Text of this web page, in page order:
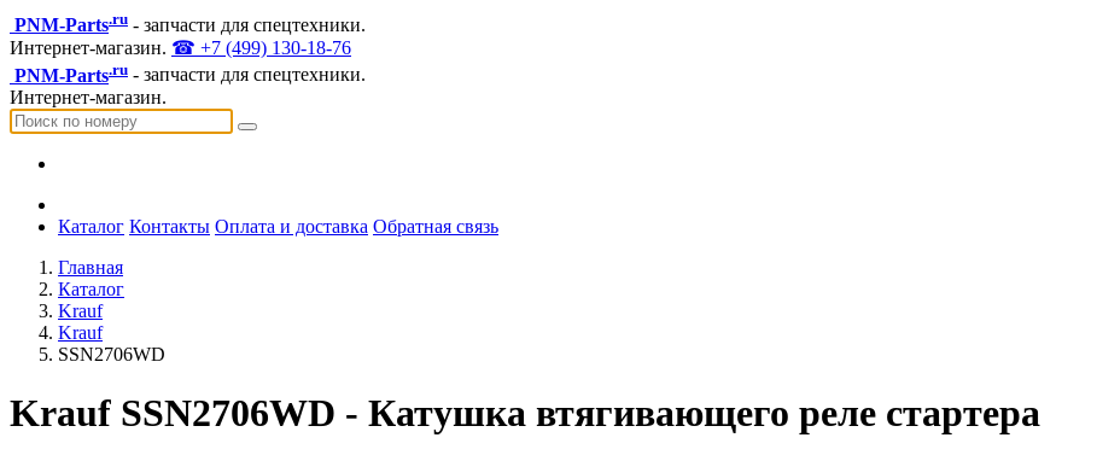
PNM-Parts.ru - запчасти для спецтехники.
Интернет-магазин. ☎ +7 (499) 130-18-76
PNM-Parts.ru - запчасти для спецтехники.
Интернет-магазин.
Каталог Контакты Оплата и доставка Обратная связь
Главная
Каталог
Krauf
Krauf
SSN2706WD
Krauf SSN2706WD - Катушка втягивающего реле стартера